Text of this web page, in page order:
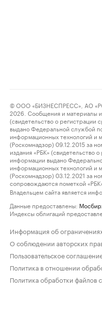
© ООО «БИЗНЕСПРЕСС», АО
2026. Сообщения и материалы
(свидетельство о регистрации
выдано Федеральной службой
информационных технологий и
(Роскомнадзор) 09.12.2015 за
издания «РБК» (свидетельство
информации выдано
информационных технологий и
(Роскомнадзор) 03.12.2021 за
сопровождаются пометкой
Владельцем сайта является
Данные предоставлены:
Индексы облигаций
Информация об
О соблюдении авторских
Пользовательское
Политика в отношении
Политика обработки файлов